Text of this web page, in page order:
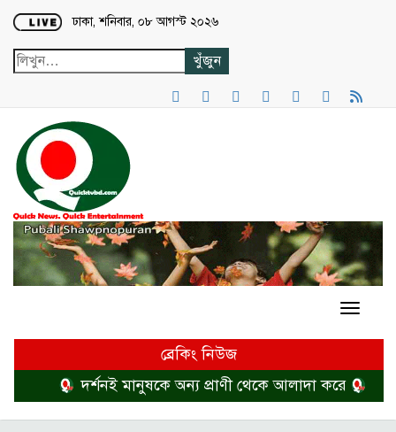
Loading...
ঢাকা, শনিবার, ০৮ আগস্ট ২০২৬
ব্রেকিং নিউজ
দর্শনই মানুষকে অন্য প্রাণী থেকে আলাদা করে
হত্যা